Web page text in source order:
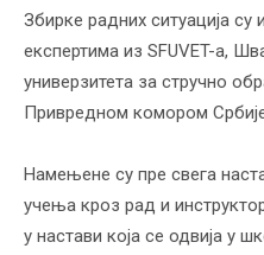
Збирке радних ситуација
експeртима из SFUVET-а,
универзитета за стручно
Привредном комором
Намењене су пре свега
учења кроз рад и
у настави која се одвија у